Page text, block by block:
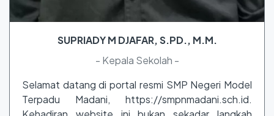
SUPRIADY M DJAFAR, S.PD., M.M.
- Kepala Sekolah -
Selamat datang di portal resmi SMP Negeri Model
Terpadu Madani, https://smpnmadani.sch.id.